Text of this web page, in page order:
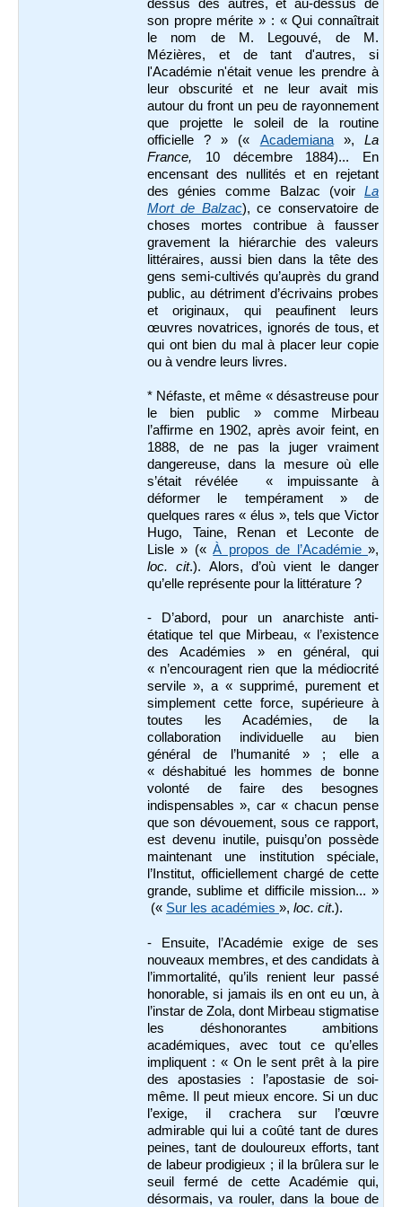
dessus des autres, et au-dessus de
son propre mérite » : « Qui connaîtrait
le nom de M. Legouvé, de M.
Mézières, et de tant d'autres, si
l'Académie n'était venue les prendre à
leur obscurité et ne leur avait mis
autour du front un peu de rayonnement
que projette le soleil de la routine
officielle ? » (« Academiana»,La
France, 10 décembre 1884)... En
encensant des nullités et en rejetant
des génies comme Balzac (voir La
Mort de Balzac), ce conservatoire de
choses mortes contribue à fausser
gravement la hiérarchie des valeurs
littéraires, aussi bien dans la tête des
gens semi-cultivés qu’auprès du grand
public, au détriment d’écrivains probes
et originaux, qui peaufinent leurs
œuvres novatrices, ignorés de tous, et
qui ont bien du mal à placer leur copie
ou à vendre leurs livres.
* Néfaste, et même « désastreuse pour
le bien public » comme Mirbeau
l’affirme en 1902, après avoir feint, en
1888, de ne pas la juger vraiment
dangereuse, dans la mesure où elle
s’était révélée « impuissante à
déformer le tempérament » de
quelques rares « élus », tels que Victor
Hugo, Taine, Renan et Leconte de
Lisle » («À propos de l’Académie»,
loc. cit.). Alors, d’où vient le danger
qu’elle représente pour la littérature ?
- D’abord, pour un anarchiste anti-
étatique tel que Mirbeau, « l’existence
des Académies » en général, qui
« n’encouragent rien que la médiocrité
servile », a « supprimé, purement et
simplement cette force, supérieure à
toutes les Académies, de la
collaboration individuelle au bien
général de l’humanité » ; elle a
« déshabitué les hommes de bonne
volonté de faire des besognes
indispensables », car « chacun pense
que son dévouement, sous ce rapport,
est devenu inutile, puisqu’on possède
maintenant une institution spéciale,
l’Institut, officiellement chargé de cette
grande, sublime et difficile mission... »
(« Sur les académies », loc. cit.).
- Ensuite, l’Académie exige de ses
nouveaux membres, et des candidats à
l’immortalité, qu’ils renient leur passé
honorable, si jamais ils en ont eu un, à
l’instar de Zola, dont Mirbeau stigmatise
les déshonorantes ambitions
académiques, avec tout ce qu’elles
impliquent : « On le sent prêt à la pire
des apostasies : l’apostasie de soi-
même. Il peut mieux encore. Si un duc
l’exige, il crachera sur l’œuvre
admirable qui lui a coûté tant de dures
peines, tant de douloureux efforts, tant
de labeur prodigieux ; il la brûlera sur le
seuil fermé de cette Académie qui,
désormais, va rouler, dans la boue de